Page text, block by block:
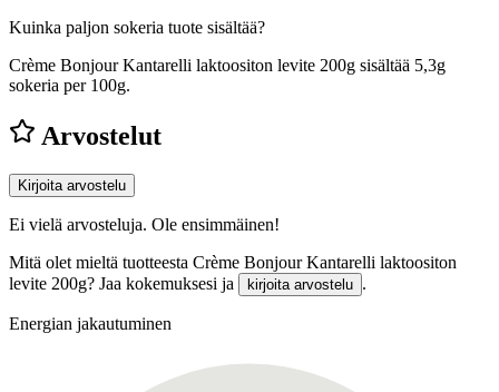
Kuinka paljon sokeria tuote sisältää?
Crème Bonjour Kantarelli laktoositon levite 200g sisältää 5,3g
sokeria per 100g.
Arvostelut
Kirjoita arvostelu
Ei vielä arvosteluja. Ole ensimmäinen!
Mitä olet mieltä tuotteesta Crème Bonjour Kantarelli laktoositon
levite 200g? Jaa kokemuksesi ja
kirjoita arvostelu .
Energian jakautuminen